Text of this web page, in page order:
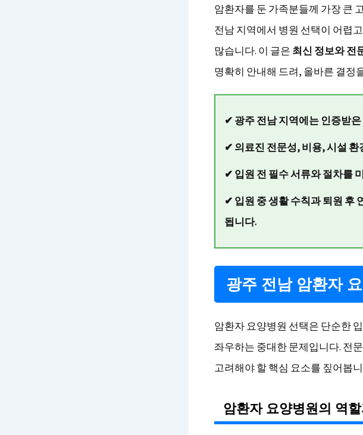
암환자를 둔 가족분들께 가장 큰
전남 지역에서 병원 선택이 어렵
많습니다. 이 글은 최신 정보와 전
명확히 안내해 드려, 올바른 결정
✔ 광주 전남 지역에는 인증받
✔ 의료진 전문성, 비용, 시설
✔ 입원 전 필수 서류와 절차를
✔ 입원 중 생활 수칙과 퇴원 후
됩니다.
광주 전남 암환자
암환자 요양병원 선택은 단순한
좌우하는 중대한 문제입니다. 전
고려해야 할 핵심 요소를 짚어봅
암환자 요양병원의 역